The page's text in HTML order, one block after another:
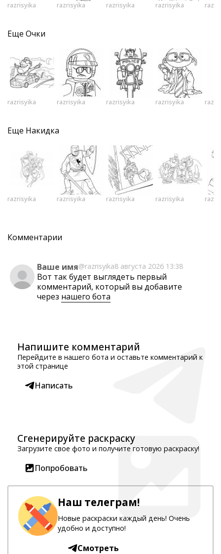
razrisyika razrisyika razrisyika razrisyika
Еще Очки
razrisyika razrisyika razrisyika razrisyika
Еще Накидка
razrisyika razrisyika razrisyika razrisyika
Комментарии
Ваше имя@razrisyika8 августа 2026 13:38
Вот так будет выглядеть первый
комментарий, который вы добавите
через нашего бота
Напишите комментарий
Перейдите в нашего бота и оставьте комментарий к
этой странице
Написать
Сгенерируйте раскраску
Загрузите свое фото и получите готовую раскраску!
Попробовать
Наш телеграм!
Новые раскраски каждый день! Очень
удобно и доступно!
Смотреть